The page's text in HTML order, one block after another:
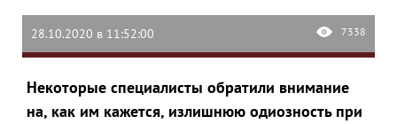
28.10.2020 в 11:52:00 7338
Некоторые специалисты обратили внимание
на, как им кажется, излишнюю одиозность при